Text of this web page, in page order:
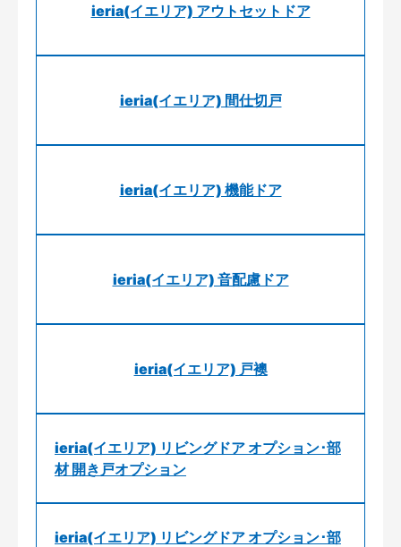
ieria(イエリア) アウトセットドア
ieria(イエリア) 間仕切戸
ieria(イエリア) 機能ドア
ieria(イエリア) 音配慮ドア
ieria(イエリア) 戸襖
ieria(イエリア) リビングドア オプション･部
材 開き戸オプション
ieria(イエリア) リビングドア オプション･部